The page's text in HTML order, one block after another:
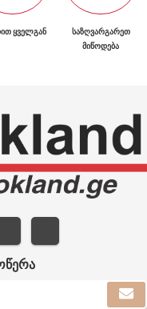
ᲧᲕᲔᲚᲒᲐᲜ
ᲡᲐᲖᲦᲕᲐᲠᲒᲐᲠᲔᲗ
ᲛᲘᲬᲝᲓᲔᲑᲐ